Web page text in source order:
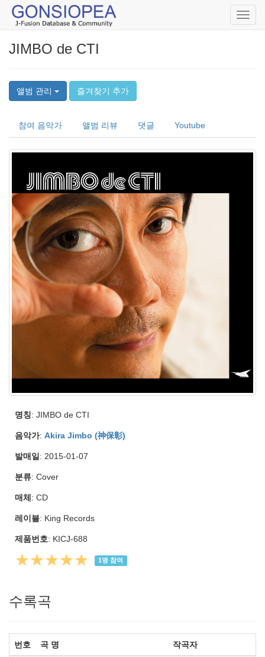
JIMBO de CTI
앨범 관리 즐겨찾기 추가
참여 음악가 앨범 리뷰 댓글 Youtube
명칭: JIMBO de CTI
음악가: Akira Jimbo (神保彰)
발매일: 2015-01-07
분류: Cover
매체 : CD
레이블: King Records
제품번호: KICJ-688
★★★★★ 1명 참여
수록곡
번호 곡 명 작곡자